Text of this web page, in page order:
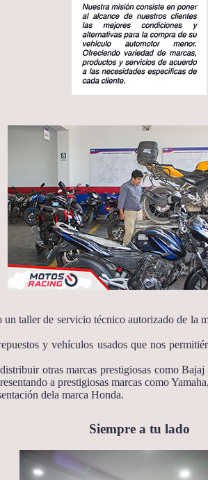
taller de servicio técnico autorizado de
y vehículos usados que nos
otras marcas prestigiosas como
a prestigiosas marcas como
dela marca Honda.
Siempre a tu lado